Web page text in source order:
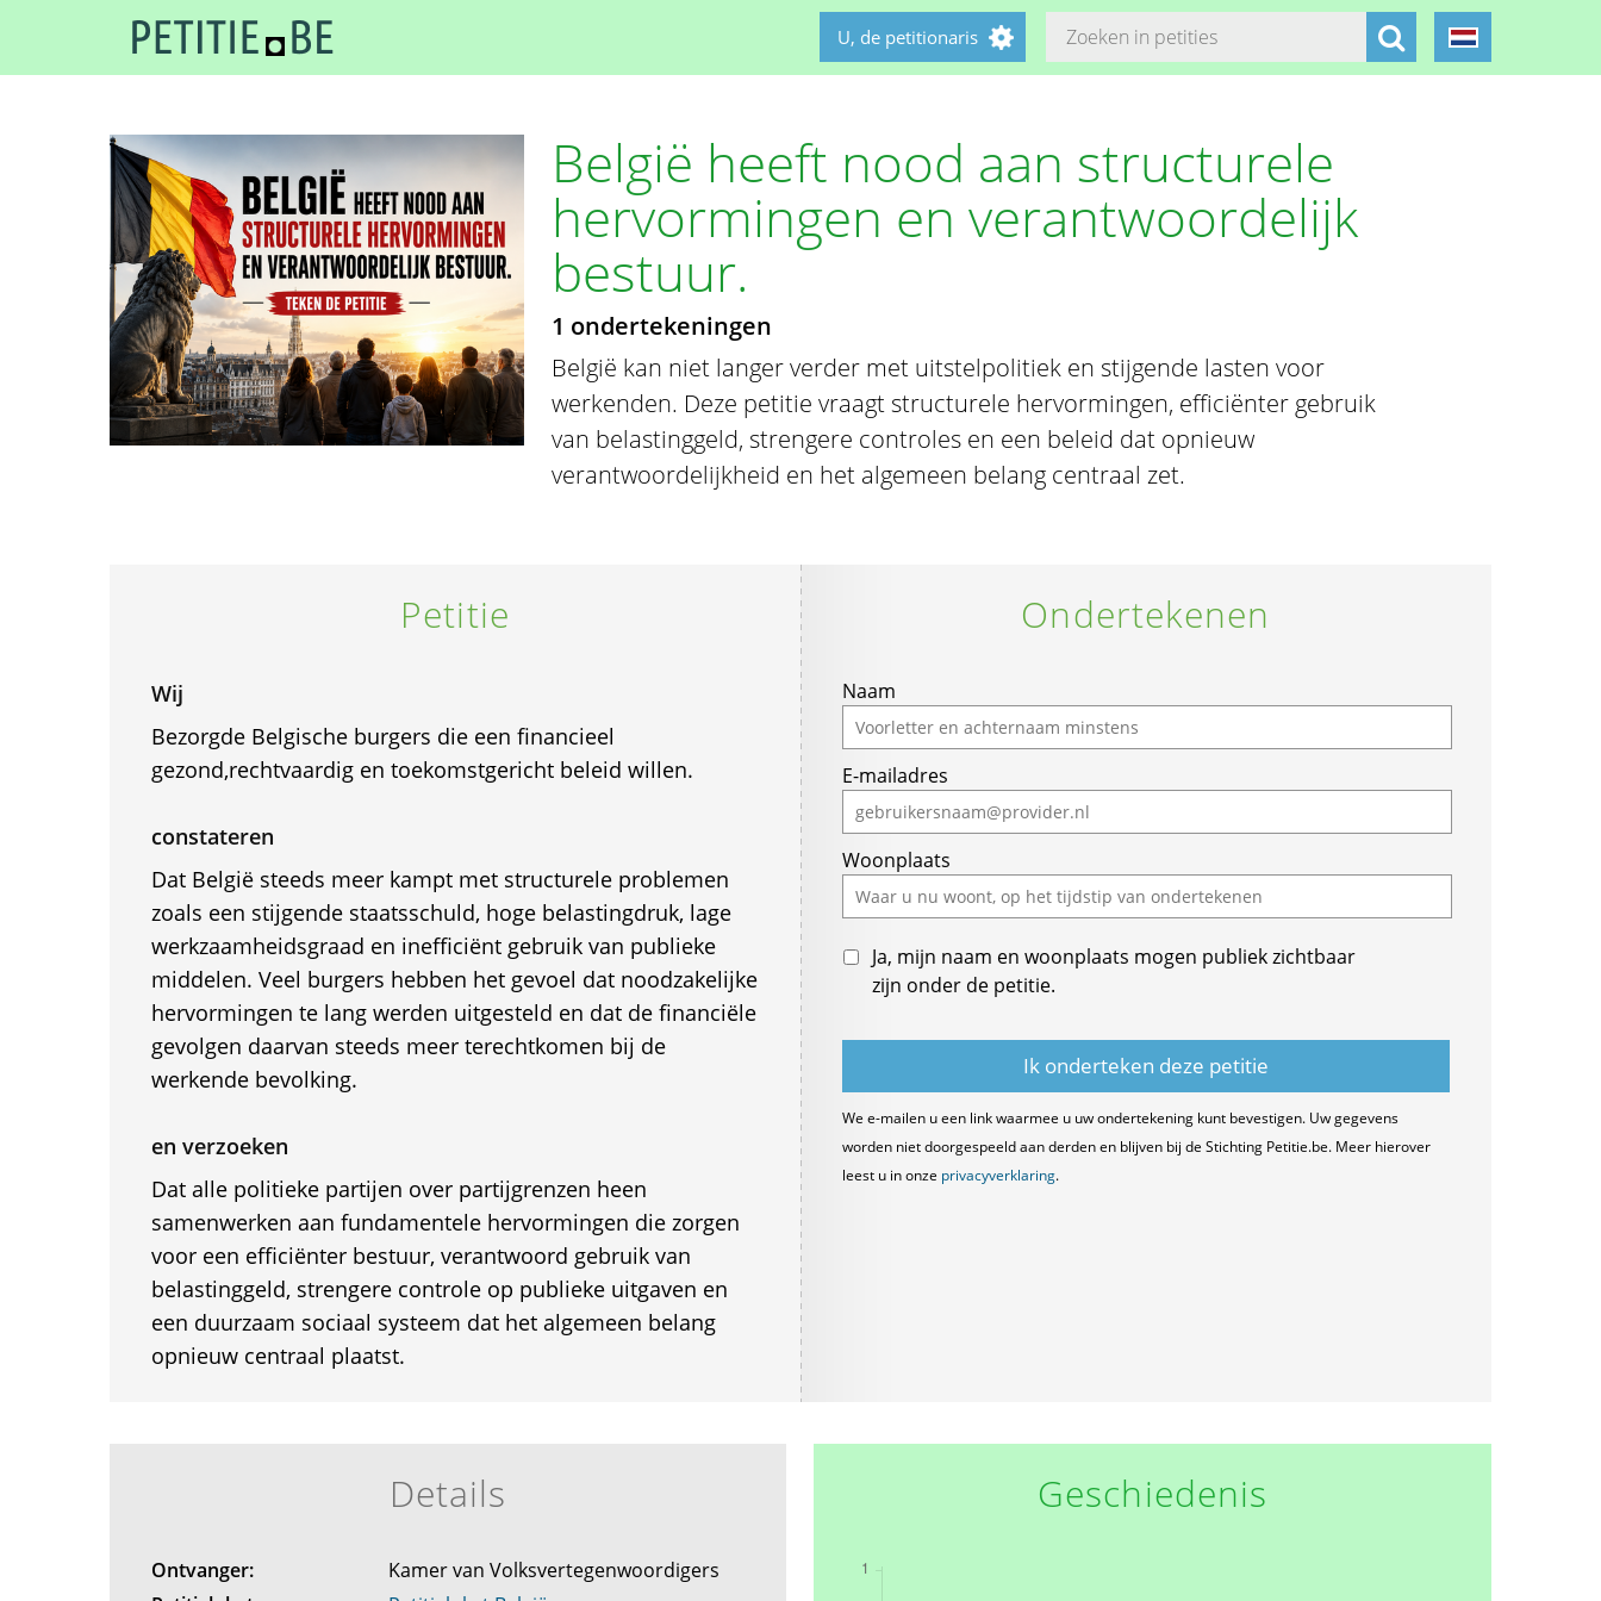
U, de petitionaris
België heeft nood aan structurele
hervormingen en verantwoordelijk
bestuur.
1 ondertekeningen
België kan niet langer verder met uitstelpolitiek en stijgende lasten voor
werkenden. Deze petitie vraagt structurele hervormingen, efficiënter gebruik
van belastinggeld, strengere controles en een beleid dat opnieuw
verantwoordelijkheid en het algemeen belang centraal zet.
Petitie
Wij
Bezorgde Belgische burgers die een financieel
gezond,rechtvaardig en toekomstgericht beleid willen.
constateren
Dat België steeds meer kampt met structurele problemen
zoals een stijgende staatsschuld, hoge belastingdruk, lage
werkzaamheidsgraad en inefficiënt gebruik van publieke
middelen. Veel burgers hebben het gevoel dat noodzakelijke
hervormingen te lang werden uitgesteld en dat de financiële
gevolgen daarvan steeds meer terechtkomen bij de
werkende bevolking.
en verzoeken
Dat alle politieke partijen over partijgrenzen heen
samenwerken aan fundamentele hervormingen die zorgen
voor een efficiënter bestuur, verantwoord gebruik van
belastinggeld, strengere controle op publieke uitgaven en
een duurzaam sociaal systeem dat het algemeen belang
opnieuw centraal plaatst.
Ondertekenen
Naam
E-mailadres
Woonplaats
Ja, mijn naam en woonplaats mogen publiek zichtbaar
zijn onder de petitie.
We e-mailen u een link waarmee u uw ondertekening kunt bevestigen. Uw gegevens
worden niet doorgespeeld aan derden en blijven bij de Stichting Petitie.be. Meer hierover
leest u in onze privacyverklaring.
Details
Ontvanger:
Kamer van Volksvertegenwoordigers
Geschiedenis